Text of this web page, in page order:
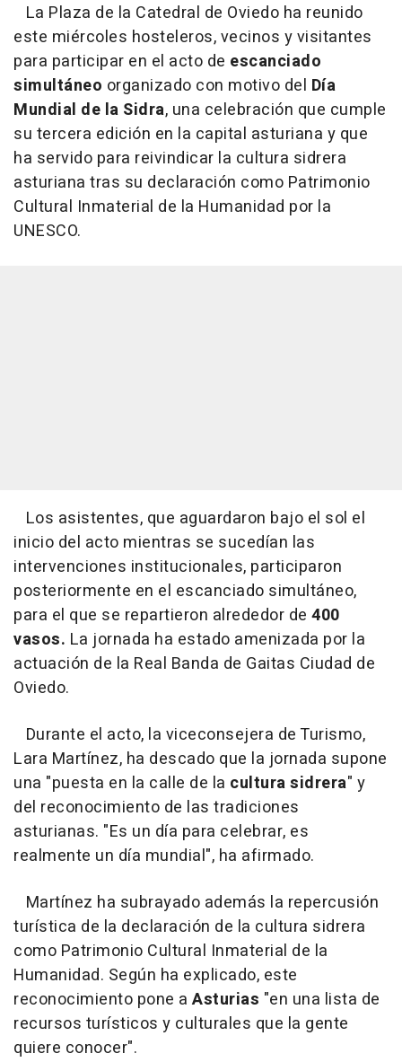
La Plaza de la Catedral de Oviedo ha reunido
este miércoles hosteleros, vecinos y visitantes
para participar en el acto de escanciado
simultáneo organizado con motivo del Día
Mundial de la Sidra, una celebración que cumple
su tercera edición en la capital asturiana y que
ha servido para reivindicar la cultura sidrera
asturiana tras su declaración como Patrimonio
Cultural Inmaterial de la Humanidad por la
UNESCO.
Los asistentes, que aguardaron bajo el sol el
inicio del acto mientras se sucedían las
intervenciones institucionales, participaron
posteriormente en el escanciado simultáneo,
para el que se repartieron alrededor de 400
vasos. La jornada ha estado amenizada por la
actuación de la Real Banda de Gaitas Ciudad de
Oviedo.
Durante el acto, la viceconsejera de Turismo,
Lara Martínez, ha descado que la jornada supone
una "puesta en la calle de la cultura sidrera" y
del reconocimiento de las tradiciones
asturianas. "Es un día para celebrar, es
realmente un día mundial", ha afirmado.
Martínez ha subrayado además la repercusión
turística de la declaración de la cultura sidrera
como Patrimonio Cultural Inmaterial de la
Humanidad. Según ha explicado, este
reconocimiento pone a Asturias "en una lista de
recursos turísticos y culturales que la gente
quiere conocer".